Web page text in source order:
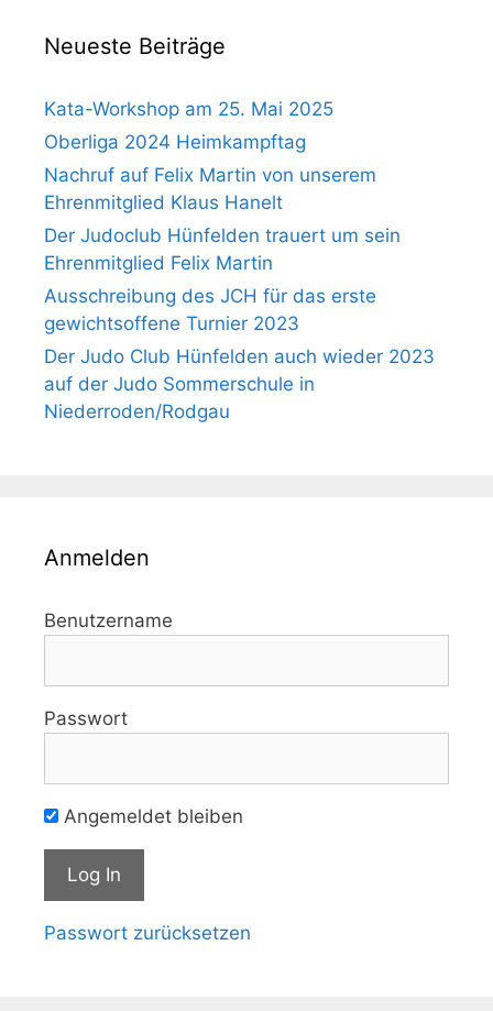
Neueste Beiträge
Kata-Workshop am 25. Mai 2025
Oberliga 2024 Heimkampftag
Nachruf auf Felix Martin von unserem
Ehrenmitglied Klaus Hanelt
Der Judoclub Hünfelden trauert um sein
Ehrenmitglied Felix Martin
Ausschreibung des JCH für das erste
gewichtsoffene Turnier 2023
Der Judo Club Hünfelden auch wieder 2023
auf der Judo Sommerschule in
Niederroden/Rodgau
Anmelden
Benutzername
Passwort
Angemeldet bleiben
Passwort zurücksetzen